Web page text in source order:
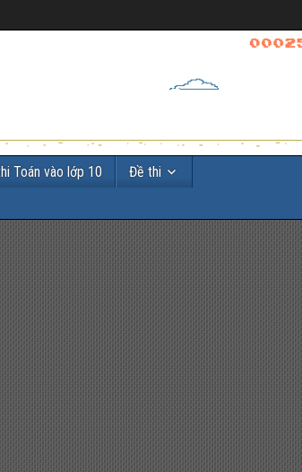
Toán vào lớp 10
Đề thi